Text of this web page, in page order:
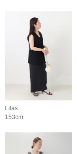
Lilas
153cm